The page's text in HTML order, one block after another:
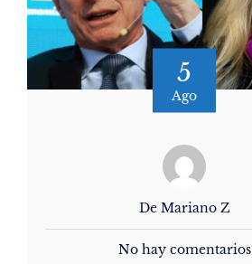
5
Ago
De Mariano Z
No hay comentarios